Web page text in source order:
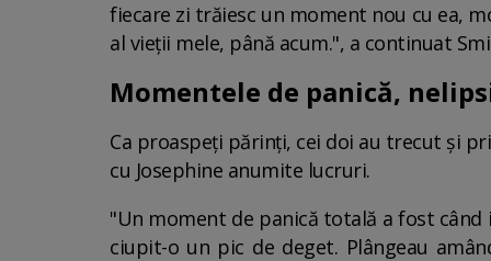
fiecare zi trăiesc un moment nou cu ea,
al vieții mele, până acum.", a continuat
Momentele de panică,
Ca proaspeți părinți, cei doi au trecut și
cu Josephine anumite lucruri.
"Un moment de panică totală a fost
ciupit-o un pic de deget. Plângeau